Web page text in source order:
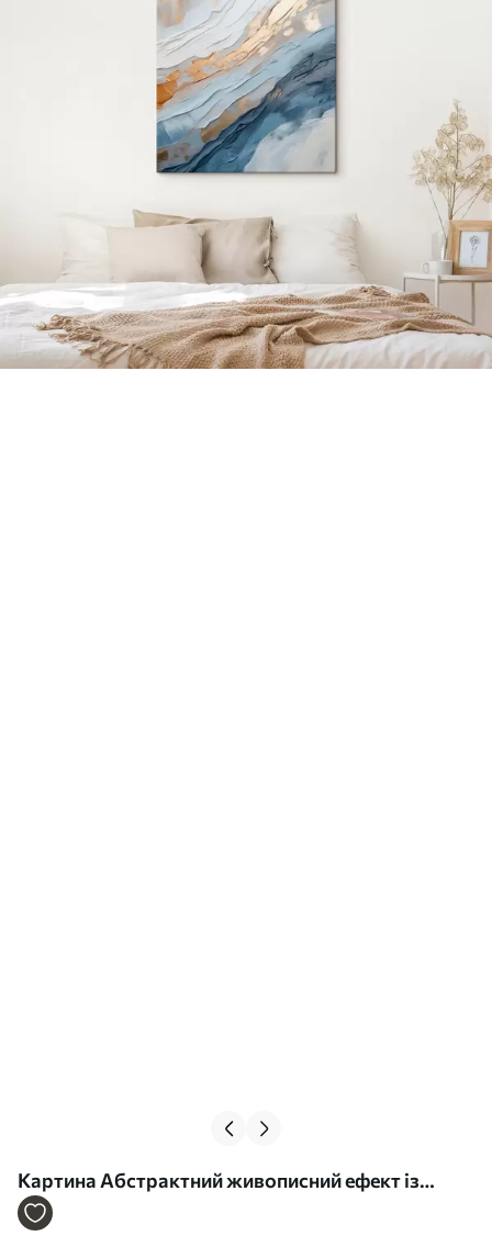
Картина Абстрактний живописний ефект із
плавними синіми лініями, фактурне мистецтво